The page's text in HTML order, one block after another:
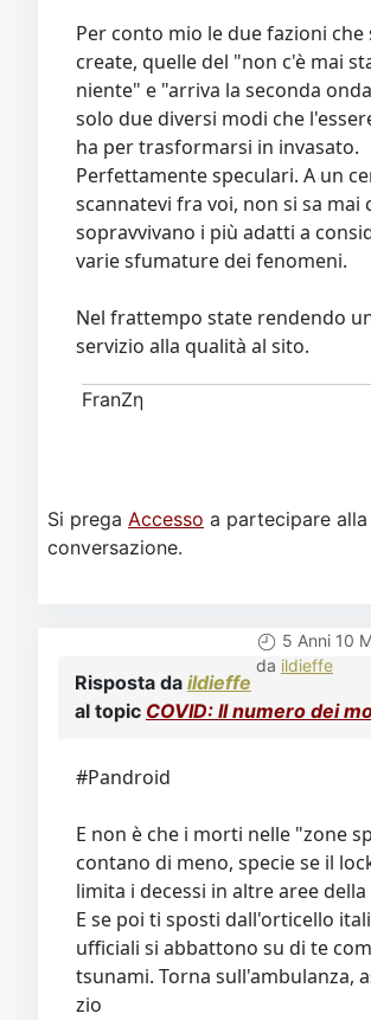
Per conto mio le due fazioni che
create, quelle del "non c'è mai
niente" e "arriva la seconda
solo due diversi modi che
ha per trasformarsi in invasato.
Perfettamente speculari. A un
scannatevi fra voi, non si sa mai
sopravvivano i più adatti a
varie sfumature dei fenomeni.
Nel frattempo state rendendo
servizio alla qualità al sito.
FranZη
Si prega Accesso a partecipare alla
conversazione.
5 Anni 10
da ildieffe
Risposta da ildieffe
al topic COVID: Il numero dei
#Pandroid
E non è che i morti nelle "zone
contano di meno, specie se il
limita i decessi in altre aree
E se poi ti sposti dall'orticello
ufficiali si abbattono su di te
tsunami. Torna sull'ambulanza,
zio